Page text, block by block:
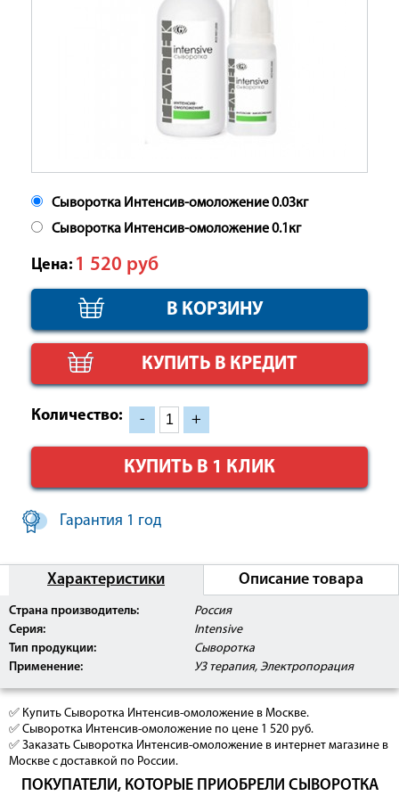
Сыворотка Интенсив-омоложение 0.03кг
Сыворотка Интенсив-омоложение 0.1кг
Цена: 1 520 руб
КУПИТЬ В КРЕДИТ
Количество: - +
КУПИТЬ В 1 КЛИК
Гарантия 1 год
Характеристики Описание товара
Страна производитель:
Россия
Серия:
Intensive
Тип продукции:
Сыворотка
Применение:
УЗ терапия, Электропорация
✅ Купить Сыворотка Интенсив-омоложение в Москве.
✅ Сыворотка Интенсив-омоложение по цене 1 520 руб.
✅ Заказать Сыворотка Интенсив-омоложение в интернет магазине в
Москве с доставкой по России.
ПОКУПАТЕЛИ, КОТОРЫЕ ПРИОБРЕЛИ СЫВОРОТКА